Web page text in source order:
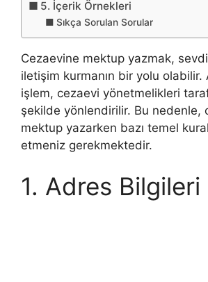
5. İçerik Örnekleri
Sıkça Sorulan Sorular
Cezaevine mektup yazmak,
iletişim kurmanın bir yolu olabilir.
işlem, cezaevi yönetmelikleri
şekilde yönlendirilir. Bu nedenle,
mektup yazarken bazı temel
etmeniz gerekmektedir.
1. Adres Bilgileri